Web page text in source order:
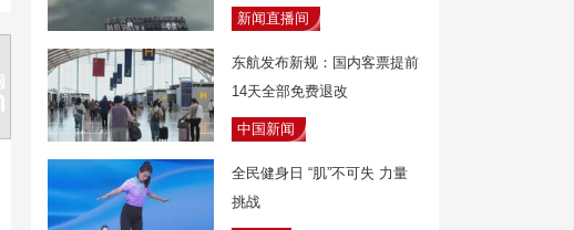
新闻直播间
东航发布新规：国内客票提前
14天全部免费退改
中国新闻
全民健身日 “肌”不可失 力量
挑战